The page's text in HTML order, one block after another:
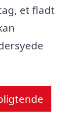
et fladt